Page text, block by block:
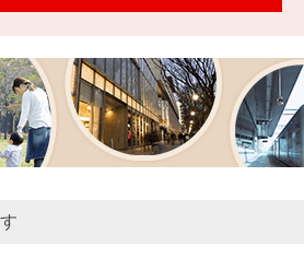
件を
探す
周辺相場
住まい1プ
閉じる